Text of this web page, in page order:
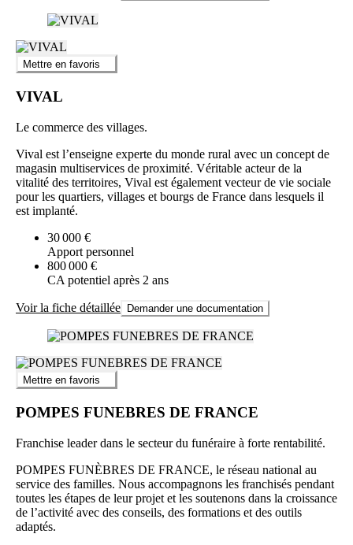
Mettre en favoris
VIVAL
Le commerce des villages.
Vival est l’enseigne experte du monde rural avec un concept de
magasin multiservices de proximité. Véritable acteur de la
vitalité des territoires, Vival est également vecteur de vie sociale
pour les quartiers, villages et bourgs de France dans lesquels il
est implanté.
30 000 €
Apport personnel
800 000 €
CA potentiel après 2 ans
Voir la fiche détaillée Demander une documentation
Mettre en favoris
POMPES FUNEBRES DE FRANCE
Franchise leader dans le secteur du funéraire à forte rentabilité.
POMPES FUNÈBRES DE FRANCE, le réseau national au
service des familles. Nous accompagnons les franchisés pendant
toutes les étapes de leur projet et les soutenons dans la croissance
de l’activité avec des conseils, des formations et des outils
adaptés.